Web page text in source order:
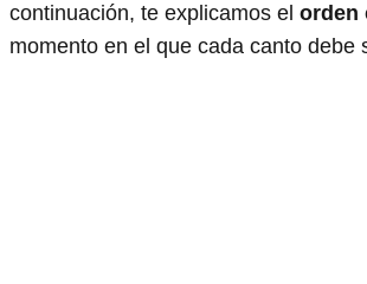
continuación, te explicamos el orden
momento en el que cada canto debe